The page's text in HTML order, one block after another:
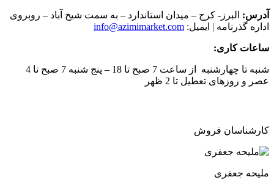
آدرس: البرز- کرج – میدان استاندارد – به سمت شیخ آباد – روبروی
اداره گذرنامه | ایمیل: info@azimimarket.com
ساعات کاری:
شنبه تا چهارشنبه از ساعت 7 صبح تا 18 – پنج شنبه 7 صبح تا 4
عصر و روزهای تعطیل تا 2 ظهر
کارشناسان فروش
ملیحه جعفری